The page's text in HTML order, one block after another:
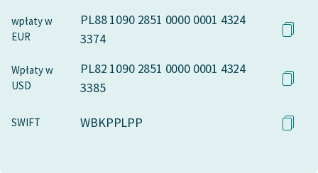
wpłaty w
EUR
PL88 1090 2851 0000 0001 4324
3374
Wpłaty w
USD
PL82 1090 2851 0000 0001 4324
3385
SWIFT WBKPPLPP